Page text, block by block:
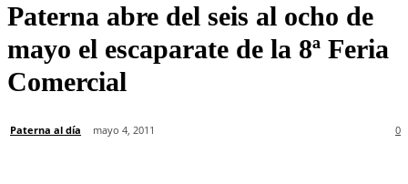
Paterna abre del seis al ocho de
mayo el escaparate de la 8ª Feria
Comercial
Paterna al día mayo 4, 2011 0